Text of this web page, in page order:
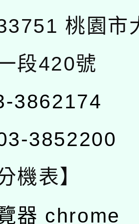
桃園市
段420號
3862174
3852200
機表】
器 chrome